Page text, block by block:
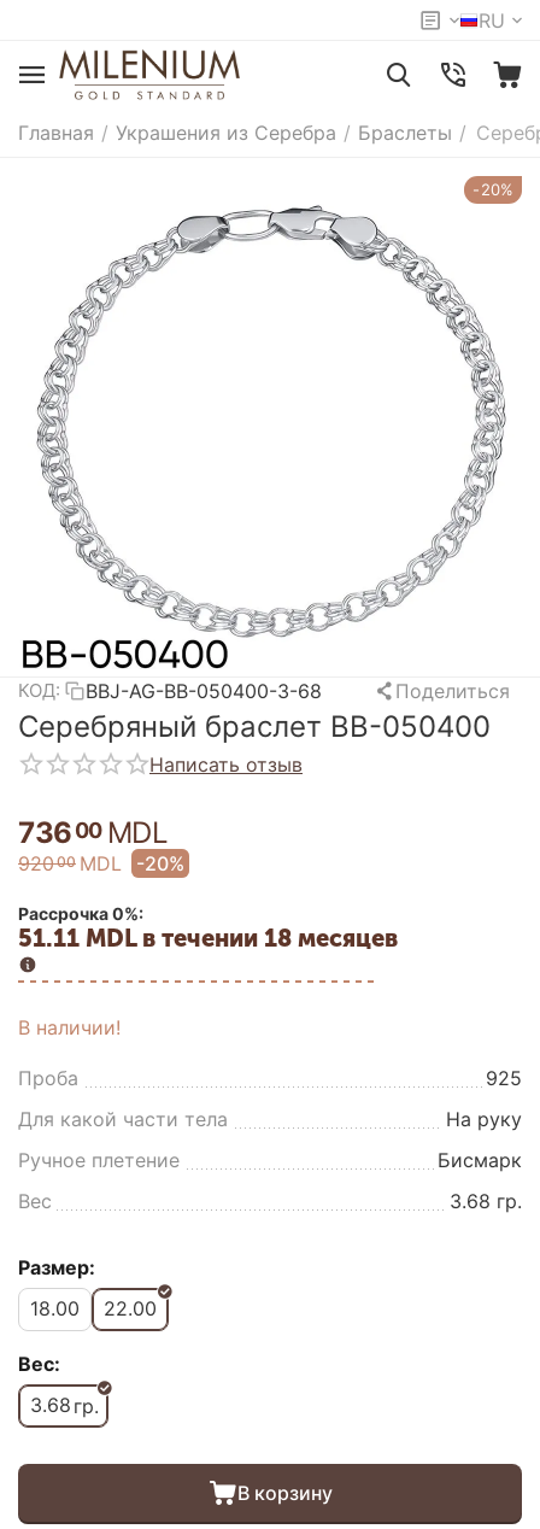
RU
Главная / Украшения из Серебра / Браслеты /
-20%
КОД: BBJ-AG-BB-050400-3-68 Поделиться
Серебряный браслет BB-050400
Написать отзыв
73600 MDL
92000 MDL -20%
Рассрочка 0%:
51.11 MDL в течении 18 месяцев
В наличии!
Проба
925
Для какой части тела
На руку
Ручное плетение
Бисмарк
Вес
3.68 гр.
Размер:
18.00
22.00
Вес:
3.68 гр.
В корзину